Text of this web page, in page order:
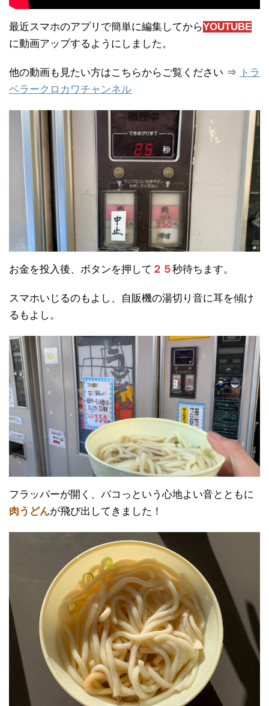
最近スマホのアプリで簡単に編集してからYOUTUBE
に動画アップするようにしました。
他の動画も見たい方はこちらからご覧ください ⇒
トラ
ベラークロカワチャンネル
お金を投入後、ボタンを押して ２５秒待ちます。
スマホいじるのもよし、自販機の湯切り音に耳を傾け
るもよし。
フラッパーが開く、パコっという心地よい音とともに
肉うどんが飛び出してきました！